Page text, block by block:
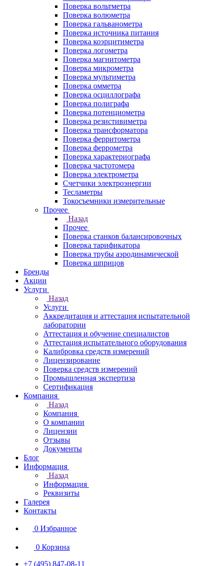
Поверка вольтметра
Поверка волюметра
Поверка гальванометра
Поверка источника питания
Поверка коэрцитиметра
Поверка логометра
Поверка магнитометра
Поверка микрометра
Поверка мультиметра
Поверка омметра
Поверка осциллографа
Поверка полиграфа
Поверка потенциометра
Поверка резистивиметра
Поверка трансформатора
Поверка ферритометра
Поверка феррометра
Поверка характериографа
Поверка частотомера
Поверка электрометра
Счетчики электроэнергии
Тесламетры
Токосъемники измерительные
Прочее
Назад
Прочее
Поверка станков балансировочных
Поверка тарификатора
Поверка трубы аэродинамической
Поверка шприцов
Бренды
Акции
Услуги
Назад
Услуги
Аккредитация и аттестация испытательной
лаборатории
Аттестация и обучение специалистов
Аттестация испытательного оборудования
Калибровка средств измерений
Лицензирование
Поверка средств измерений
Промышленная экспертиза
Сертификация
Компания
Назад
Компания
О компании
Лицензии
Отзывы
Документы
Блог
Информация
Назад
Информация
Реквизиты
Галерея
Контакты
0 Избранное
0 Корзина
+7 (495) 847-08-11